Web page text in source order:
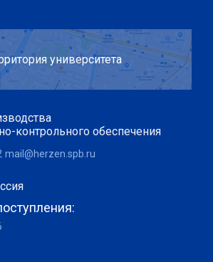
университета
контрольного обеспечения
mail@herzen.spb.ru